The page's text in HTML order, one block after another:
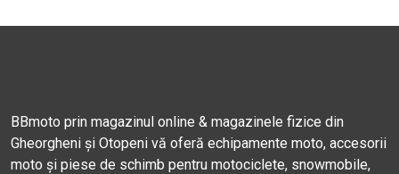
BBmoto prin magazinul online & magazinele fizice din
Gheorgheni și Otopeni vă oferă echipamente moto, accesorii
moto și piese de schimb pentru motociclete, snowmobile,